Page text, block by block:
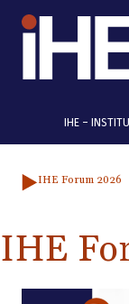
IHE –
IHE Forum 2026
IHE